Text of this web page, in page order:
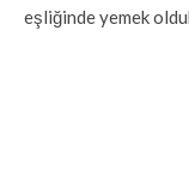
eşliğinde yemek